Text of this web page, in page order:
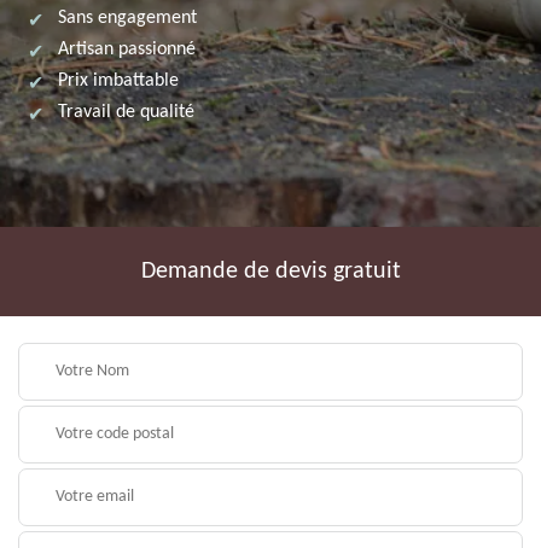
Sans engagement
Artisan passionné
Prix imbattable
Travail de qualité
Demande de devis gratuit